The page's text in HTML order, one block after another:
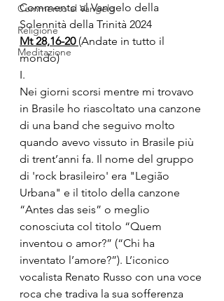
Commento al Vangelo
Religione
Meditazione
Commento al Vangelo della
Solennità della Trinità 2024
Mt 28,16-20 (Andate in tutto il
mondo)
I.
Nei giorni scorsi mentre mi trovavo
in Brasile ho riascoltato una canzone
di una band che seguivo molto
quando avevo vissuto in Brasile più
di trent’anni fa. Il nome del gruppo
di 'rock brasileiro' era "Legião
Urbana" e il titolo della canzone
“Antes das seis” o meglio
conosciuta col titolo “Quem
inventou o amor?” (“Chi ha
inventato l’amore?”). L’iconico
vocalista Renato Russo con una voce
roca che tradiva la sua sofferenza